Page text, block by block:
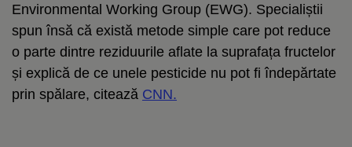
Environmental Working Group (EWG). Specialiștii
spun însă că există metode simple care pot reduce
o parte dintre reziduurile aflate la suprafața fructelor
și explică de ce unele pesticide nu pot fi îndepărtate
prin spălare, citează CNN.